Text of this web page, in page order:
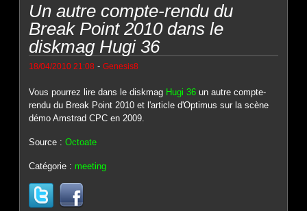
Un autre compte-rendu du
Break Point 2010 dans le
diskmag Hugi 36
18/04/2010 21:08 -Genesis8
Vous pourrez lire dans le diskmag Hugi 36 un autre compte-
rendu du Break Point 2010 et l'article d'Optimus sur la scène
démo Amstrad CPC en 2009.
Source :Octoate
Catégorie : meeting